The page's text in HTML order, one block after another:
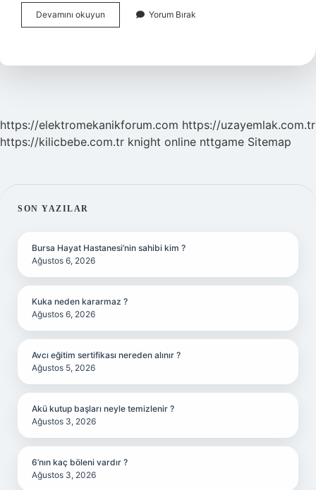
Devamını okuyun
Diş
Düzelir
Yorum Bırak
https://elektromekanikforum.com https://uzayemlak.com.tr
https://kilicbebe.com.tr knight online nttgame Sitemap
SIDEBAR
SON YAZILAR
Bursa Hayat Hastanesi’nin sahibi kim ?
Ağustos 6, 2026
Kuka neden kararmaz ?
Ağustos 6, 2026
Avcı eğitim sertifikası nereden alınır ?
Ağustos 5, 2026
Akü kutup başları neyle temizlenir ?
Ağustos 3, 2026
6’nın kaç böleni vardır ?
Ağustos 3, 2026